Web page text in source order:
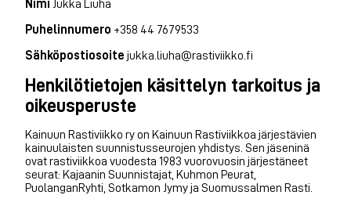
Nimi Jukka Liuha
Puhelinnumero +358 44 7679533
Sähköpostiosoite jukka.liuha@rastiviikko.fi
Henkilötietojen käsittelyn tarkoitus ja
oikeusperuste
Kainuun Rastiviikko ry on Kainuun Rastiviikkoa järjestävien
kainuulaisten suunnistusseurojen yhdistys. Sen jäseninä
ovat rastiviikkoa vuodesta 1983 vuorovuosin järjestäneet
seurat: Kajaanin Suunnistajat, Kuhmon Peurat,
PuolanganRyhti, Sotkamon Jymy ja Suomussalmen Rasti.